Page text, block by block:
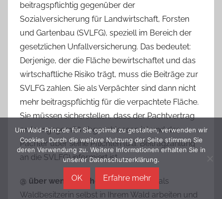
beitragspflichtig gegenüber der
Sozialversicherung für Landwirtschaft, Forsten
und Gartenbau (SVLFG), speziell im Bereich der
gesetzlichen Unfallversicherung. Das bedeutet:
Derjenige, der die Fläche bewirtschaftet und das
wirtschaftliche Risiko trägt, muss die Beiträge zur
SVLFG zahlen. Sie als Verpächter sind dann nicht
mehr beitragspflichtig für die verpachtete Fläche.
Sie müssen sicherstellen, dass der Pachtvertrag
ordnungsgemäß abgeschlossen ist und der
Pächter über seine Pflichten (u.a. Beitragzahlung
an die SVLFG) informiert ist.
@ über wen versichert? Ja, wenn Sie als
Waldbesitzerin selbst in Ihrem Wald arbeiten und
Um Wald-Prinz.de für Sie optimal zu gestalten, verwenden wir
Cookies. Durch die weitere Nutzung der Seite stimmen Sie
deren Verwendung zu. Weitere Informationen erhalten Sie in
unserer Datenschutzerklärung.
OK Erfahre mehr